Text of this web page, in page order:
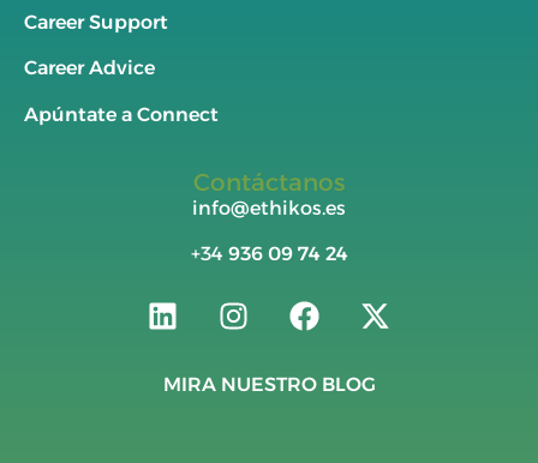
Career Support
Career Advice
Apúntate a Connect
Contáctanos
info@ethikos.es
+34 936 09 74 24
MIRA NUESTRO BLOG